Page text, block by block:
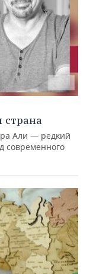
страна
Али — редкий
современного